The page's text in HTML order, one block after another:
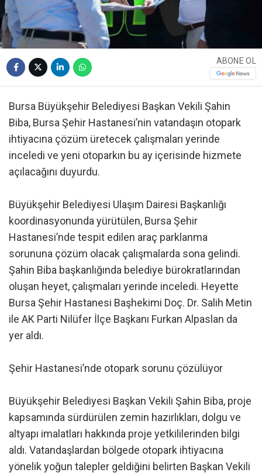
ABONE OL
Bursa Büyükşehir Belediyesi Başkan Vekili Şahin
Biba, Bursa Şehir Hastanesi’nin vatandaşın otopark
ihtiyacına çözüm üretecek çalışmaları yerinde
inceledi ve yeni otoparkın bu ay içerisinde hizmete
açılacağını duyurdu.
Büyükşehir Belediyesi Ulaşım Dairesi Başkanlığı
koordinasyonunda yürütülen, Bursa Şehir
Hastanesi’nde tespit edilen araç parklanma
sorununa çözüm olacak çalışmalarda sona gelindi.
Şahin Biba başkanlığında belediye bürokratlarından
oluşan heyet, çalışmaları yerinde inceledi. Heyette
Bursa Şehir Hastanesi Başhekimi Doç. Dr. Salih Metin
ile AK Parti Nilüfer İlçe Başkanı Furkan Alpaslan da
yer aldı.
Şehir Hastanesi’nde otopark sorunu çözülüyor
Büyükşehir Belediyesi Başkan Vekili Şahin Biba, proje
kapsamında sürdürülen zemin hazırlıkları, dolgu ve
altyapı imalatları hakkında proje yetkililerinden bilgi
aldı. Vatandaşlardan bölgede otopark ihtiyacına
yönelik yoğun talepler geldiğini belirten Başkan Vekili